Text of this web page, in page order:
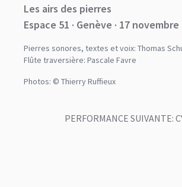
Les airs des pierres
Espace 51 · Genève · 17 novembre
Pierres sonores, textes et voix: Thomas
Flûte traversière: Pascale Favre
Photos: © Thierry Ruffieux
PERFORMANCE SUIVANTE: